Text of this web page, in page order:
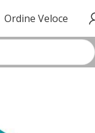
Ordine Veloce